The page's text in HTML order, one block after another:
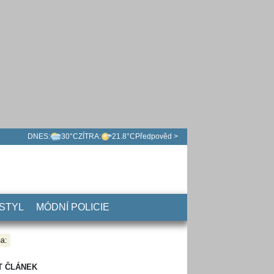
DNES: 30°CZÍTRA: 21.8°C Předpověd >
MÓDNÍ POLICIE
ČLÁNEK